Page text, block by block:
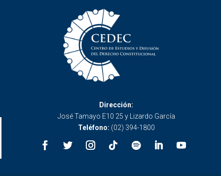
Dirección:
José Tamayo E10 25 y Lizardo García
Teléfono: (02) 394-1800